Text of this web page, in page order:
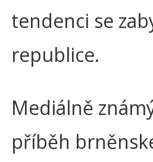
tendenci se
republice.
Mediálně
příběh